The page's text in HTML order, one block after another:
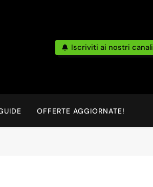
Iscriviti ai nostri canali
OFFERTE AGGIORNATE!